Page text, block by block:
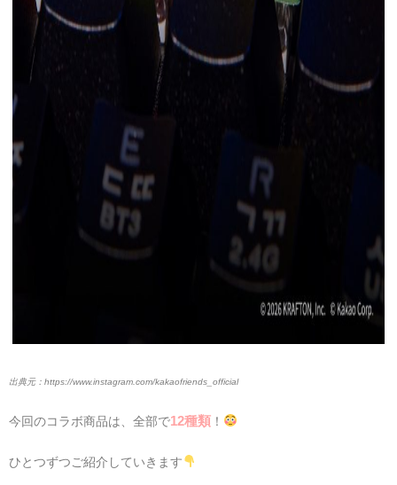
https://www.instagram.com/kakaofriends_official
今回のコラボ商品は、全部で12種類 ！
ひとつずつご紹介していきます